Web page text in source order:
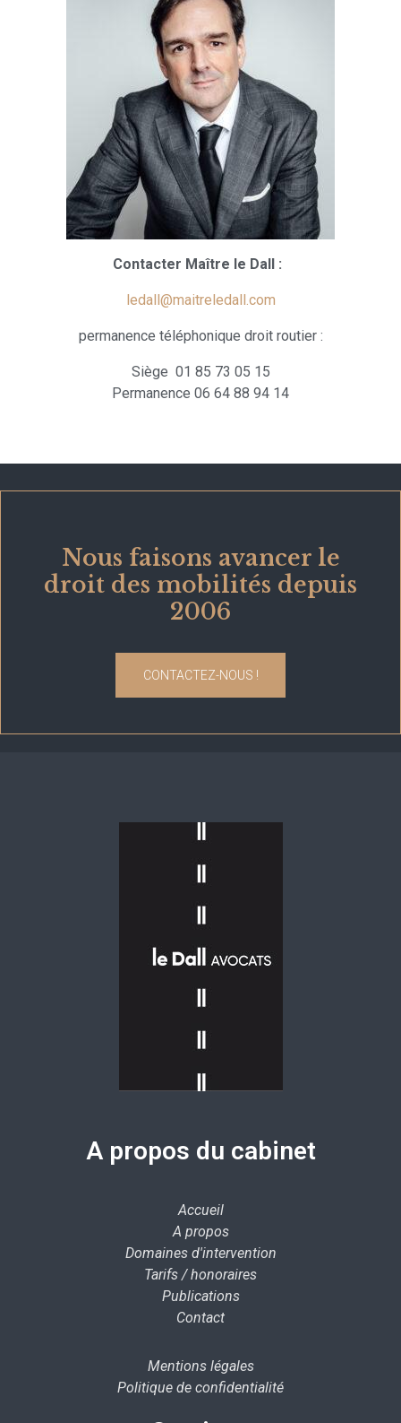
Contacter Maître le Dall :
ledall@maitreledall.com
permanence téléphonique droit routier :
Siège 01 85 73 05 15
Permanence 06 64 88 94 14
Nous faisons avancer le
droit des mobilités depuis
2006
CONTACTEZ-NOUS !
A propos du cabinet
Accueil
A propos
Domaines d'intervention
Tarifs / honoraires
Publications
Contact
Mentions légales
Politique de confidentialité